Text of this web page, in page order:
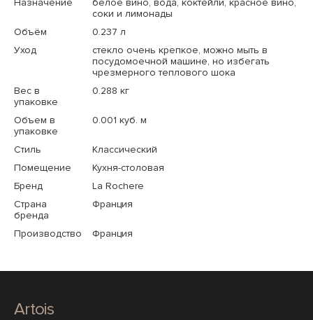
Назначение
белое вино, вода, коктейли, красное вино,
соки и лимонады
Объём
0.237 л
Уход
стекло очень крепкое, можно мыть в
посудомоечной машине, но избегать
чрезмерного теплового шока
Вес в
упаковке
0.288 кг
Объем в
упаковке
0.001 куб. м
Стиль
Классический
Помещение
Кухня-столовая
Бренд
La Rochere
Страна
бренда
Франция
Производство Франция
Artois